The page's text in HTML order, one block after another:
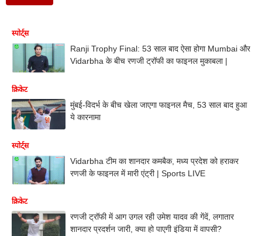
स्पोर्ट्स
Ranji Trophy Final: 53 साल बाद ऐसा होगा Mumbai और
Vidarbha के बीच रणजी ट्रॉफी का फाइनल मुकाबला |
क्रिकेट
मुंबई-विदर्भ के बीच खेला जाएगा फाइनल मैच, 53 साल बाद हुआ
ये कारनामा
स्पोर्ट्स
Vidarbha टीम का शानदार कमबैक, मध्य प्रदेश को हराकर
रणजी के फाइनल में मारी एंट्री | Sports LIVE
क्रिकेट
रणजी ट्रॉफी में आग उगल रही उमेश यादव की गेंदें, लगातार
शानदार प्रदर्शन जारी, क्या हो पाएगी इंडिया में वापसी?